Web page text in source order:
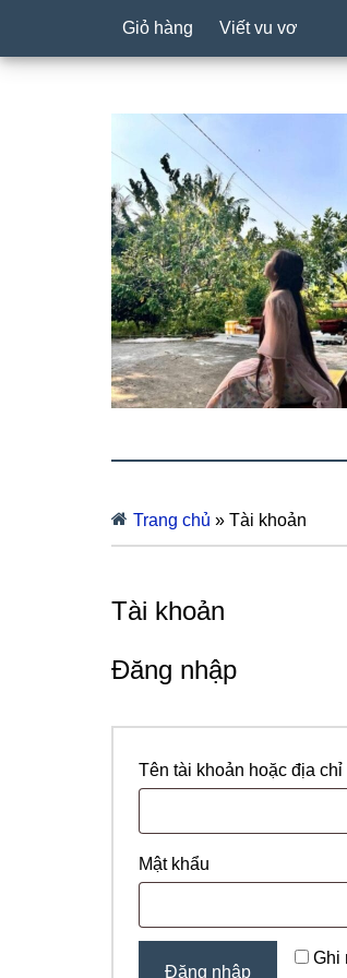
Giỏ hàng Viết vu vơ
Trang chủ » Tài khoản
Tài khoản
Đăng nhập
Tên tài khoản hoặc địa chỉ
Mật khẩu
Ghi
Đăng nhập